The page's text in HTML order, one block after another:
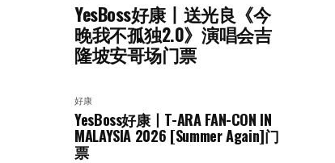
YesBoss好康丨送光良《今
晚我不孤独2.0》演唱会吉
隆坡安哥场门票
好康
YesBoss好康丨T-ARA FAN-CON IN
MALAYSIA 2026 [Summer Again]门
票